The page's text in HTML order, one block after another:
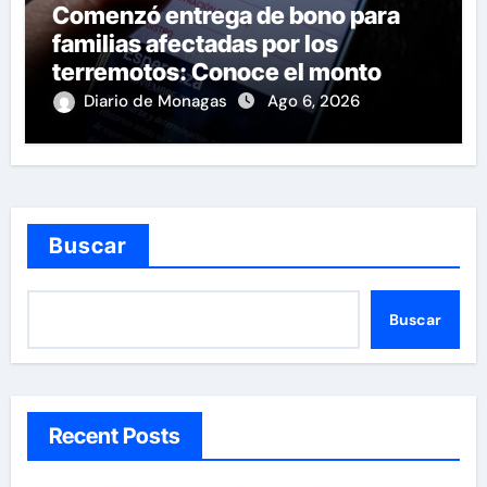
Comenzó entrega de bono para
familias afectadas por los
terremotos: Conoce el monto
Diario de Monagas Ago 6, 2026
Buscar
Buscar
Recent Posts